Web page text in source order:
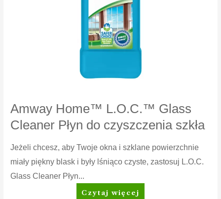
Amway Home™ L.O.C.™ Glass
Cleaner Płyn do czyszczenia szkła
Jeżeli chcesz, aby Twoje okna i szklane powierzchnie
miały piękny blask i były lśniąco czyste, zastosuj L.O.C.
Glass Cleaner Płyn...
Amway
Czytaj więcej